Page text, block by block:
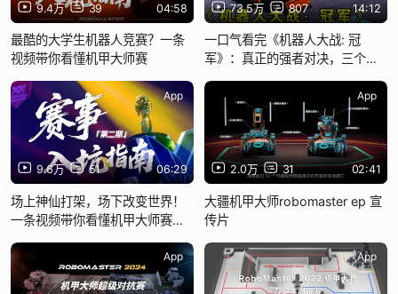
9.4万 39 04:58
最酷的大学生机器人竞赛？一条
视频带你看懂机甲大师赛
73.5万 807 14:12
一口气看完《机器人大战: 冠
军》：真正的强者对决，三个冠
9.6万 51 06:29
App
场上神仙打架，场下改变世界！
一条视频带你看懂机甲大师赛
2.0万 31 02:41
App
大疆机甲大师robomaster ep 宣
传片
App App